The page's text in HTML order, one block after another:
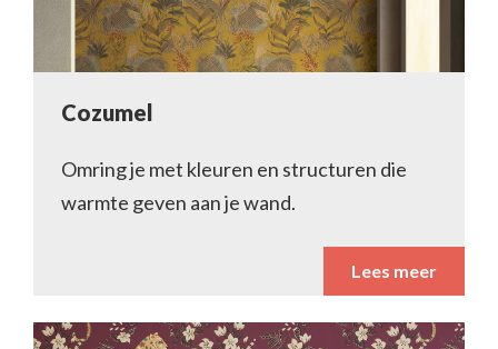
Cozumel
Omring je met kleuren en structuren die
warmte geven aan je wand.
Lees meer